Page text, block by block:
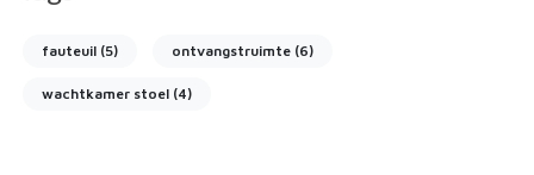
fauteuil (5) ontvangstruimte (6)
wachtkamer stoel (4)